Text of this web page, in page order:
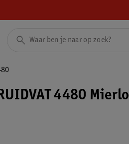
4480 Mierlo